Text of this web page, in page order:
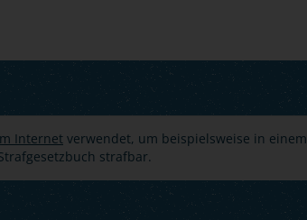
Internet verwendet, um beispielsweise in einem
strafbar.